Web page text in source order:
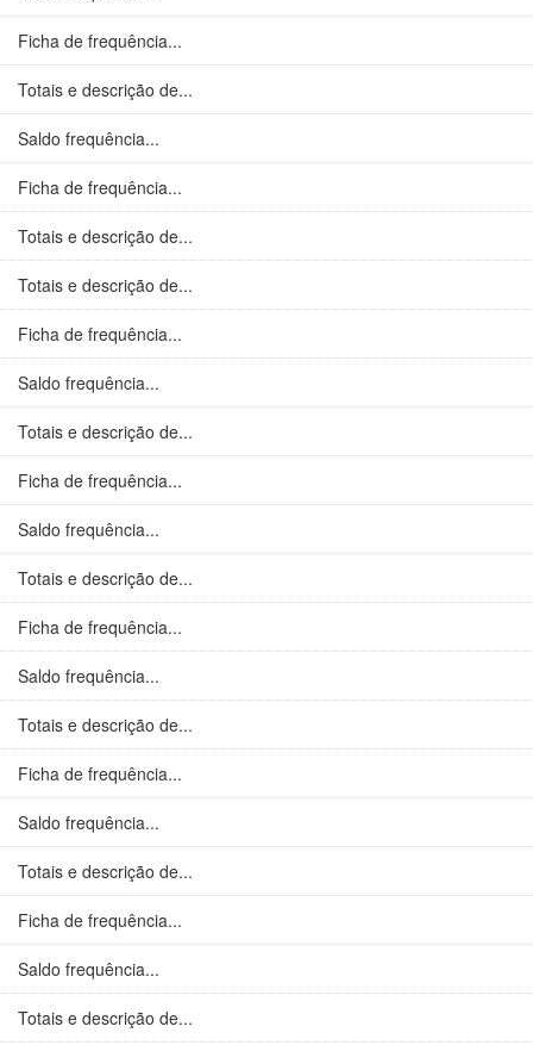
Ficha de frequência...
Totais e descrição de...
Saldo frequência...
Ficha de frequência...
Totais e descrição de...
Totais e descrição de...
Ficha de frequência...
Saldo frequência...
Totais e descrição de...
Ficha de frequência...
Saldo frequência...
Totais e descrição de...
Ficha de frequência...
Saldo frequência...
Totais e descrição de...
Ficha de frequência...
Saldo frequência...
Totais e descrição de...
Ficha de frequência...
Saldo frequência...
Totais e descrição de...